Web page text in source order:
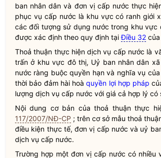
ban nhân dân và đơn vị cấp nước thực
phục vụ cấp nước là khu vực có ranh giới
các đối tượng sử dụng nước trong khu
được xác định theo quy định tạiĐiều 32 của
Thoả thuận thực hiệndịch vụ cấp nước là
trấn ở khu vực đô thị, Uỷ ban nhân dân
nước ràng buộc quyền hạn và nghĩa vụ
thời bảo đảm hài hoàquyền lợi hợp pháp
lượng dịch vụ cấp nước với giá cả hợp lý có
Nội dung cơ bản của thoả thuận thực
117/2007/NĐ-CP ; trên cơ sở mẫu thoả
điều kiện thực tế, đơn vị cấp nước và uỷ
dịch vụ cấp nước.
Trường hợp mộtđơn vị cấp nước có nhiều